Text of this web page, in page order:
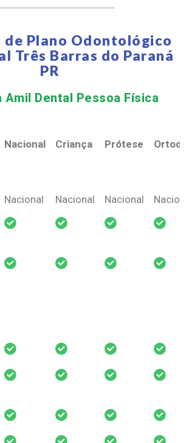
de Plano Odontológico
Três Barras do Paraná
PR
Amil Dental Pessoa Física​
Nacional Criança Prótese
Nacional Criança Prótese
Nacional Nacional Nacional